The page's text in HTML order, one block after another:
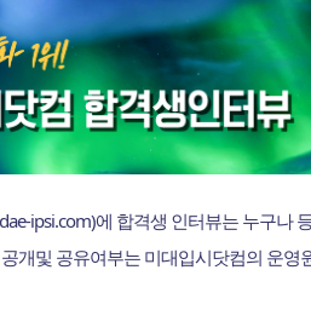
ipsi.com)에 합격생 인터뷰는 누구나
개및 공유여부는 미대입시닷컴의 운